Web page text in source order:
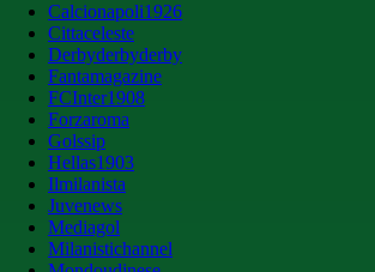
Calcionapoli1926
Cittaceleste
Derbyderbyderby
Fantamagazine
FCInter1908
Forzaroma
Golssip
Hellas1903
Ilmilanista
Juvenews
Mediagol
Milanistichannel